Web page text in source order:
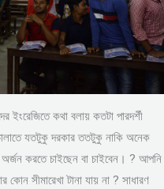
ইংরেজিতে কথা বলায় কতটা পারদর্শী
যতটুকু দরকার ততটুকু নাকি অনেক
করতে চাইছেন বা চাইবেন। ? আপনি
কোন সীমারেখা টানা যায় না ? সাধারণ